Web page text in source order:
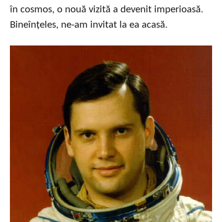
în cosmos, o nouă vizită a devenit imperioasă.
Bineînțeles, ne-am invitat la ea acasă.